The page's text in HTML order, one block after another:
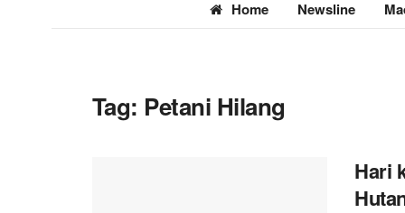
Home Newsline
Tag: Petani Hilang
Hari